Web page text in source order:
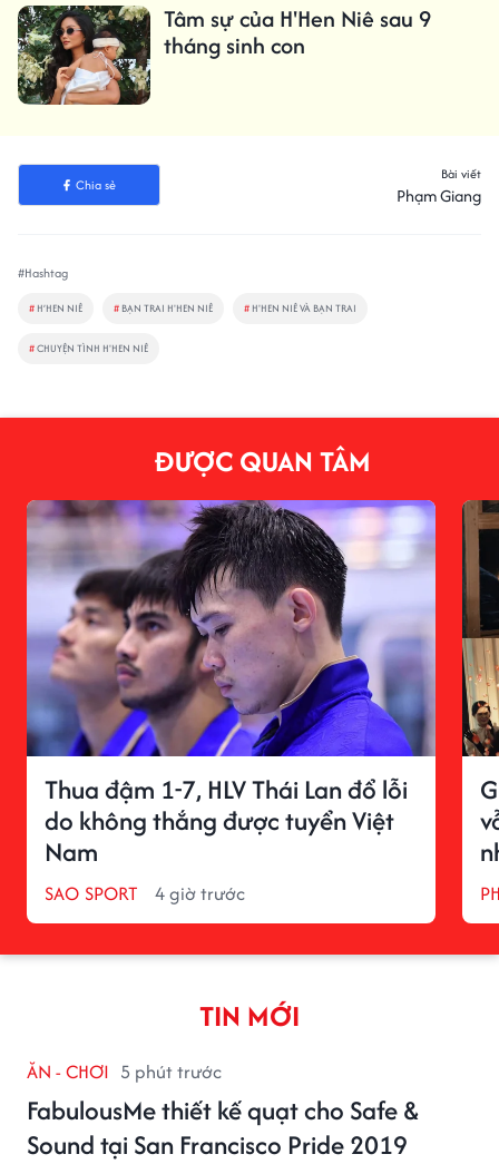
Tâm sự của H'Hen Niê sau 9
tháng sinh con
Chia sẻ
Bài viết
Phạm Giang
#Hashtag
# H’HEN NIÊ # BẠN TRAI H'HEN NIÊ # H'HEN NIÊ VÀ BẠN TRAI
#CHUYỆN TÌNH H'HEN NIÊ
ĐƯỢC QUAN TÂM
Thua đậm 1-7, HLV Thái Lan đổ lỗi
do không thắng được tuyển Việt
Nam
SAO SPORT 4 giờ trước
TIN MỚI
ĂN - CHƠI 5 phút trước
FabulousMe thiết kế quạt cho Safe &
Sound tại San Francisco Pride 2019